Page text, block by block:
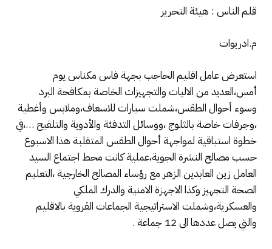
قلم الناس : هيئة التحرير
م.ادريوات
استعرض عامل اقليم الحاجب بجهة فاس مكناس يوم
أمس،العديد من الاليات والتجهيزات الخاصة بمكافحة البرد
وسوء أحوال الطقس،شملت سيارات للاسعاف،وملابس وأغطية
،وجرفات خاصة بالثلوج ،ووسائل التدفئة والأدوية والتلقيح …،في
خطوة استباقية لمواجهة أحوال الطقس المتقلبة هذا الاسبوع
حسب مصالح النشرة الجوية،عملية كانت محط اجتماع السيد
العامل زين العابدين الزهر مع رؤساء المصالح الخارجية ،التعليم
الصحة التجهيز وكذا الاجهزة الامنية والدرك الملكي
والعسكرية،وشملت الاستراتيجية الجماعات القروية بالاقليم
والتي يصل عددها الى 12 جماعة .